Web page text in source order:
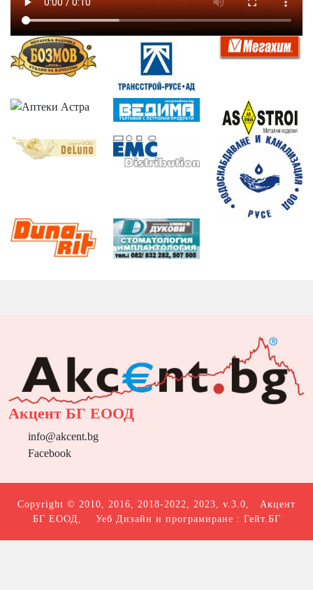
Акцент БГ ЕООД
info@akcent.bg
Facebook
Copyright © 2010, 2016, 2018-2022, 2023, v.3.0, Акцент
БГ ЕООД , Уеб Дизайн и програмиране : Гейт.БГ